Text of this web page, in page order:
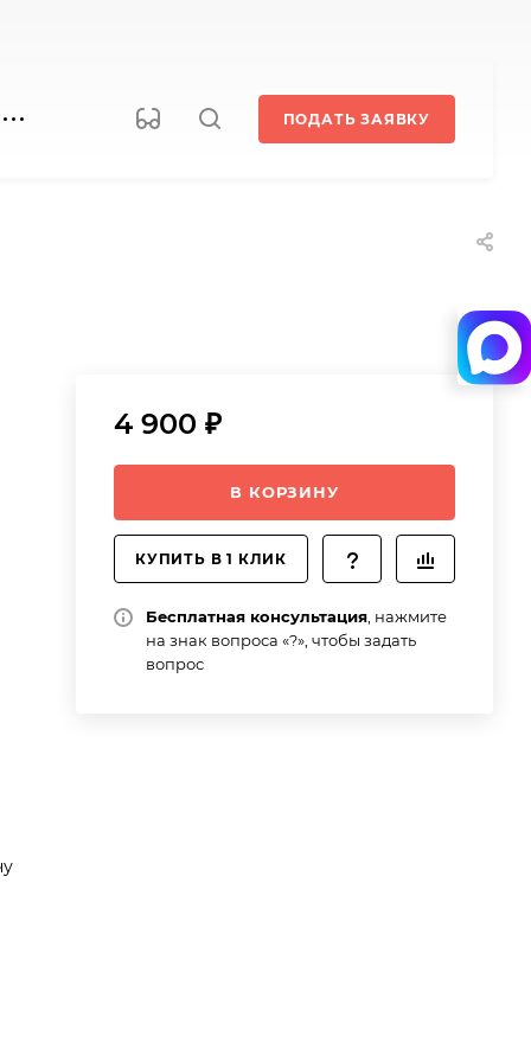
ПОДАТЬ ЗАЯВКУ
4 900 ₽
В КОРЗИНУ
КУПИТЬ В 1 КЛИК
Бесплатная консультация , нажмите
на знак вопроса «?», чтобы задать
вопрос